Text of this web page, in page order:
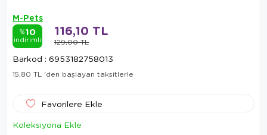
M-Pets
%10
indirimli 129,00 TL
116,10 TL
Barkod : 6953182758013
15,80 TL 'den başlayan taksitlerle
Favorilere Ekle
Koleksiyona Ekle